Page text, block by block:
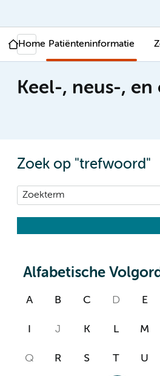
Home Patiënteninformatie
Keel-, neus-,
Zoek op "trefwoord"
Alfabetische
A B C D E
J K L M
Q R S T U